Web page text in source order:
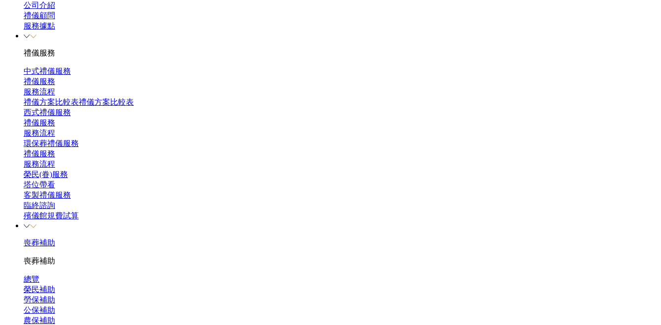
公司介紹
禮儀顧問
服務據點
禮儀服務
中式禮儀服務
禮儀服務
服務流程
禮儀方案比較表禮儀方案比較表
西式禮儀服務
禮儀服務
服務流程
環保葬禮儀服務
禮儀服務
服務流程
榮民(眷)服務
塔位帶看
客製禮儀服務
臨終諮詢
殯儀館規費試算
喪葬補助
喪葬補助
總覽
榮民補助
勞保補助
公保補助
農保補助